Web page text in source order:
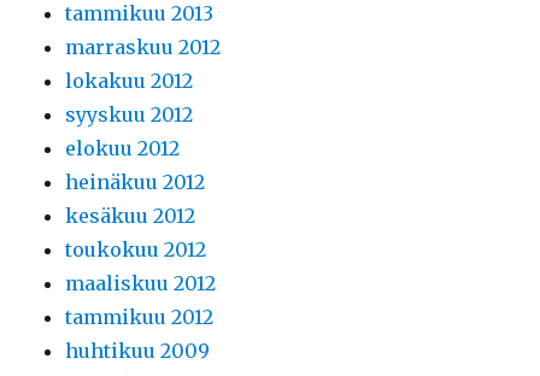
tammikuu 2013
marraskuu 2012
lokakuu 2012
syyskuu 2012
elokuu 2012
heinäkuu 2012
kesäkuu 2012
toukokuu 2012
maaliskuu 2012
tammikuu 2012
huhtikuu 2009